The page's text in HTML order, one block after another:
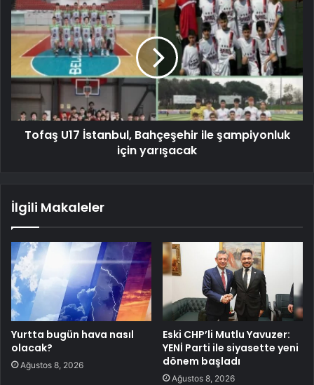
Tofaş U17 İstanbul, Bahçeşehir ile şampiyonluk
için yarışacak
İlgili Makaleler
Yurtta bugün hava nasıl
olacak?
Ağustos 8, 2026
Eski CHP’li Mutlu Yavuzer:
YENİ Parti ile siyasette yeni
dönem başladı
Ağustos 8, 2026